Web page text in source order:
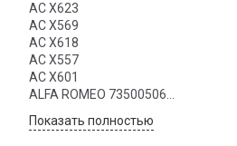
AC X623
AC X569
AC X618
AC X557
AC X601
ALFA ROMEO 73500506
CHRYSLER 4186267
Показать полностью